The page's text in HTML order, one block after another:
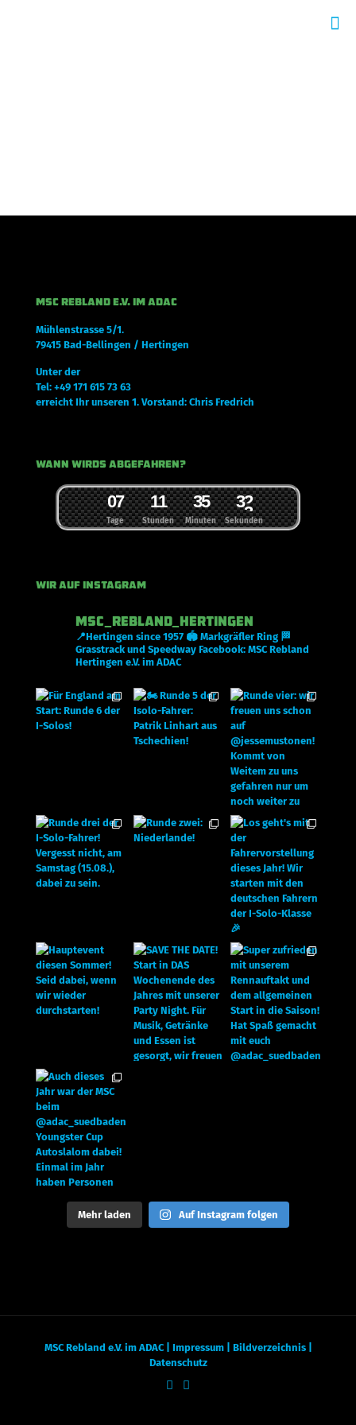
MSC REBLAND E.V. IM ADAC
Mühlenstrasse 5/1.
79415 Bad-Bellingen / Hertingen
Unter der
Tel: +49 171 615 73 63
erreicht Ihr unseren 1. Vorstand: Chris Fredrich
Wann wirds abgefahren?
Tage
07
Stunden
11
Minuten
35
Sekunden
32
3
Wir auf Instagram
msc_rebland_hertingen
📍Hertingen since 1957 🏟 Markgräfler Ring 🏁
Grasstrack und Speedway Facebook: MSC Rebland
Hertingen e.V. im ADAC
Mehr laden Auf Instagram folgen
MSC Rebland e.V. im ADAC | Impressum| Bildverzeichnis|
Datenschutz